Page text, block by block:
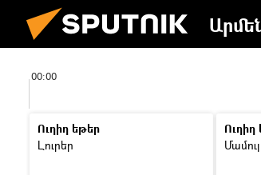
00:00
Ուղիղ եթեր
Լուրեր
Ուղիղ